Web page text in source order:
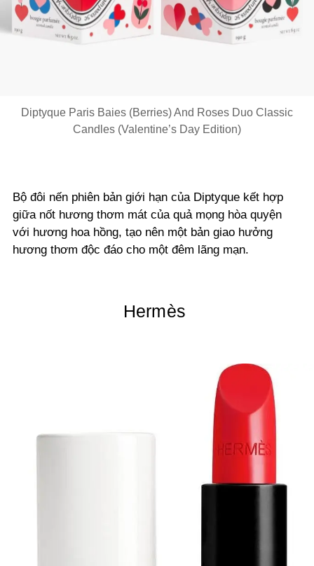
Diptyque Paris Baies (Berries) And Roses Duo Classic
Candles (Valentine’s Day Edition)
Bộ đôi nến phiên bản giới hạn của Diptyque kết hợp
giữa nốt hương thơm mát của quả mọng hòa quyện
với hương hoa hồng, tạo nên một bản giao hưởng
hương thơm độc đáo cho một đêm lãng mạn.
Hermès